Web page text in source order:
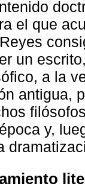
el que
un
a la
antigua,
y,